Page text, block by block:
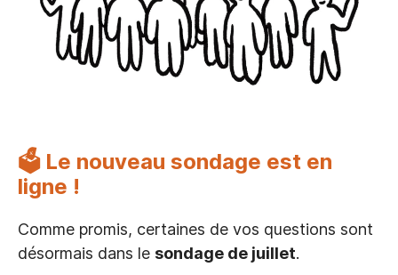
🗳 Le nouveau sondage est en
ligne !
Comme promis, certaines de vos questions sont
désormais dans le sondage de juillet.